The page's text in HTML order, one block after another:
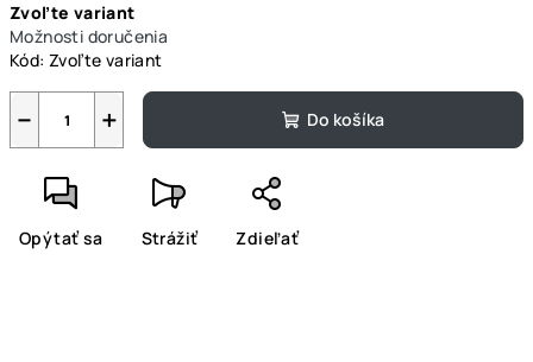
cena:
Zvoľte variant
Možnosti doručenia
Kód: Zvoľte variant
+
− Do košíka
Opýtať sa Strážiť Zdieľať